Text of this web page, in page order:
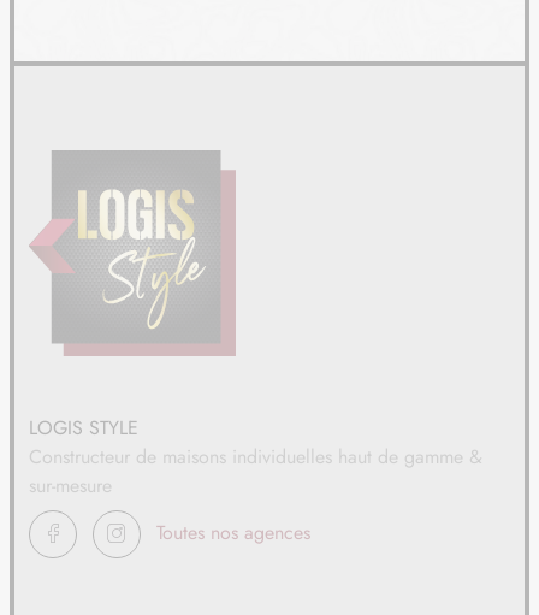
LOGIS STYLE
Constructeur de maisons individuelles haut de gamme &
sur-mesure
FACEBOOKINSTAGRAM
Toutes nos agences